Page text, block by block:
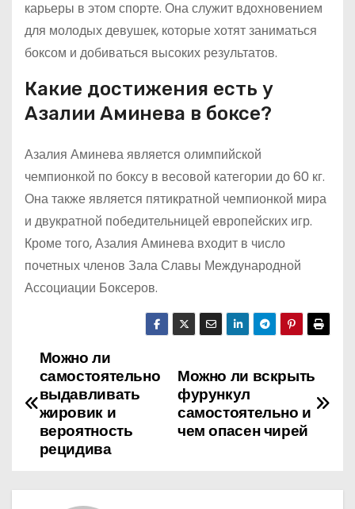
карьеры в этом спорте. Она служит вдохновением
для молодых девушек, которые хотят заниматься
боксом и добиваться высоких результатов.
Какие достижения есть у
Азалии Аминева в боксе?
Азалия Аминева является олимпийской
чемпионкой по боксу в весовой категории до 60 кг.
Она также является пятикратной чемпионкой мира
и двукратной победительницей европейских игр.
Кроме того, Азалия Аминева входит в число
почетных членов Зала Славы Международной
Ассоциации Боксеров.
Н
а
г
Можно ли вскрыть
фурункул
самостоятельно и
чем опасен чирей
Можно ли
самостоятельно
выдавливать
жировик и
вероятность
рецидива